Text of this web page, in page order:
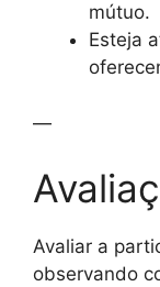
mútuo.
Esteja
—
Avaliar a
observando